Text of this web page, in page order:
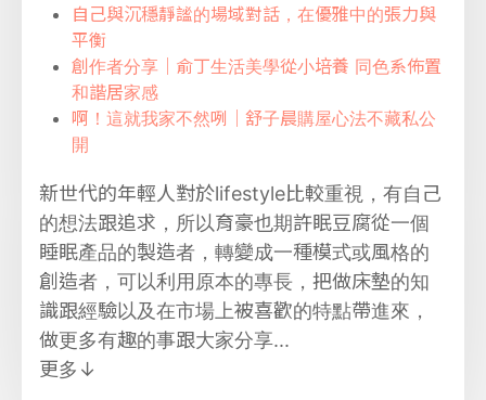
自己與沉穩靜謐的場域對話，在優雅中的張力與
平衡
創作者分享｜俞丁生活美學從小培養 同色系佈置
和諧居家感
啊！這就我家不然咧｜舒子晨購屋心法不藏私公
開
新世代的年輕人對於lifestyle比較重視，有自己
的想法跟追求，所以育豪也期許眠豆腐從一個
睡眠產品的製造者，轉變成一種模式或風格的
創造者，可以利用原本的專長，把做床墊的知
識跟經驗以及在市場上被喜歡的特點帶進來，
做更多有趣的事跟大家分享...
更多↓